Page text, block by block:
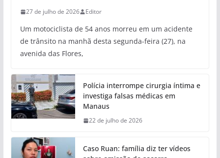
27 de julho de 2026 Editor
Um motociclista de 54 anos morreu em um acidente
de trânsito na manhã desta segunda-feira (27), na
avenida das Flores,
Polícia interrompe cirurgia íntima e
investiga falsas médicas em
Manaus
22 de julho de 2026
Caso Ruan: família diz ter vídeos